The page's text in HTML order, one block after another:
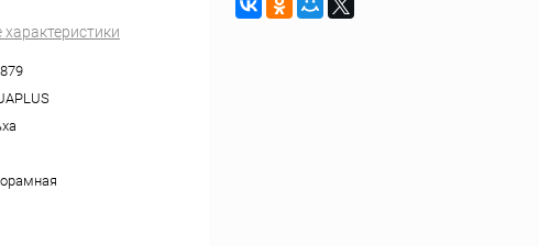
характеристики